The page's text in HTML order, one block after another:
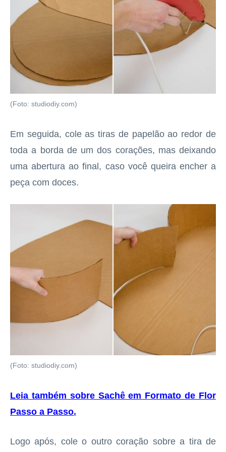
(Foto: studiodiy.com)
Em seguida, cole as tiras de papelão ao redor de
toda a borda de um dos corações, mas deixando
uma abertura ao final, caso você queira encher a
peça com doces.
(Foto: studiodiy.com)
Leia também sobre Sachê em Formato de Flor
Passo a Passo.
Logo após, cole o outro coração sobre a tira de